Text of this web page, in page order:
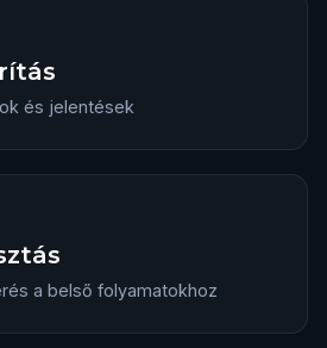
és jelentések
a belső folyamatokhoz